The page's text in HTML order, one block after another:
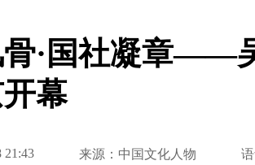
·国社凝章——
幕
21:43 来源：中国文化人物